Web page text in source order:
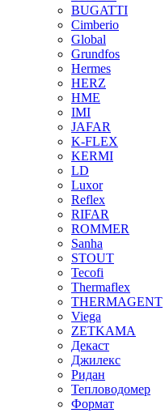
BUGATTI
Cimberio
Global
Grundfos
Hermes
HERZ
HME
IMI
JAFAR
K-FLEX
KERMI
LD
Luxor
Reflex
RIFAR
ROMMER
Sanha
STOUT
Tecofi
Thermaflex
THERMAGENT
Viega
ZETKAMA
Декаст
Джилекс
Ридан
Тепловодомер
Формат